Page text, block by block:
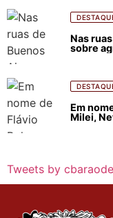
Nas
sobre
Em
Milei,
Tweets by